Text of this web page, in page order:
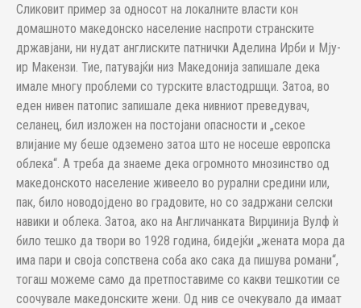
Сликовит пример за односот на локалните власти кон
домашното македонско население наспроти странските
државјани, ни нудат англиските патнички Аделина Ирби и Мју­
ир Макензи. Тие, патувајќи низ Македонија запишале дека
имале многу про­блеми со турските властодршци. Затоа, во
еден нивен патопис запишале дека нивниот преведувач,
селанец, бил из­ло­жен на постојани опасности и „секое
влијание му беше одземено затоа што не носеше европска
облека“. А треба да знаеме дека огромното мно­зинст­во од
македонското население живеело во рурални средини или,
пак, би­ло новодојдено во градовите, но со задржани селски
навики и облека. За­тоа, ако на Англичанката Вирџинија Вулф ѝ
било тешко да твори во 1928 година, бидејќи „жената мора да
има пари и своја сопствена соба ако са­ка да пишува романи“,
тогаш можеме само да претпоставиме со какви теш­котии се
соочувале македонските жени. Од нив се очекувало да имаат